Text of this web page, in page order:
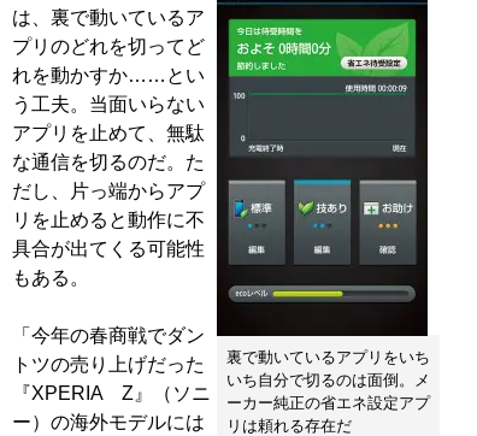
裏で動いているアプリをいち
いち自分で切るのは面倒。メ
ーカー純正の省エネ設定アプ
リは頼れる存在だ
は、裏で動いているア
プリのどれを切ってど
れを動かすか……とい
う工夫。当面いらない
アプリを止めて、無駄
な通信を切るのだ。た
だし、片っ端からアプ
リを止めると動作に不
具合が出てくる可能性
もある。
「今年の春商戦でダン
トツの売り上げだった
『XPERIA Z』（ソニ
ー）の海外モデルには